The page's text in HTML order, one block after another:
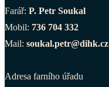
Farář: P. Petr Soukal
Mobil: 736 704 332
Mail: soukal.petr@dihk.cz
Adresa farního úřadu